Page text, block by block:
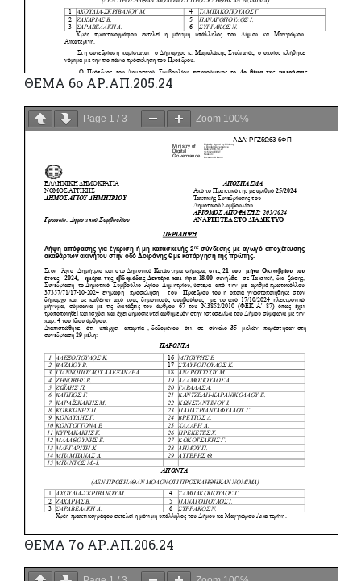
ΘΕΜΑ 6ο ΑΡ.ΑΠ.205.24
Page 1 / 3 Zoom 100%
ΘΕΜΑ 7ο ΑΡ.ΑΠ.206.24